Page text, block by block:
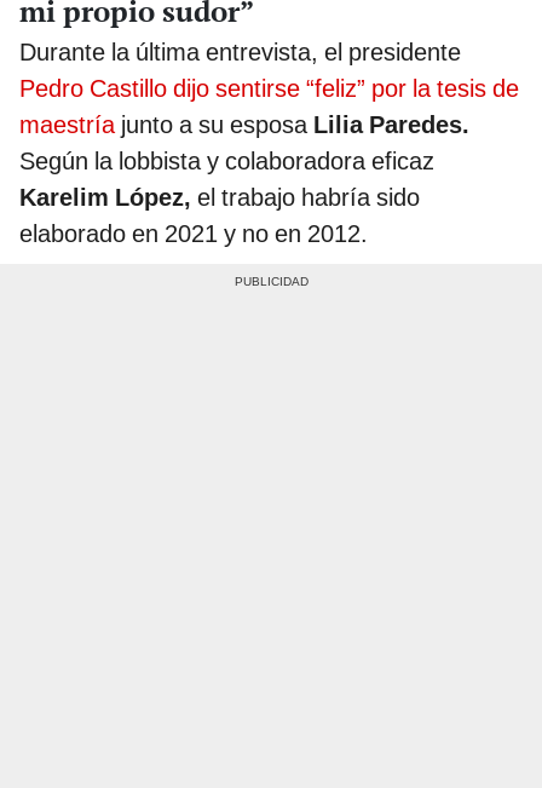
mi propio sudor”
Durante la última entrevista, el presidente
Pedro Castillo dijo sentirse “feliz” por la tesis de
maestríajunto a su esposaLilia Paredes.
Según la lobbista y colaboradora eficaz
Karelim López, el trabajo habría sido
elaborado en 2021 y no en 2012.